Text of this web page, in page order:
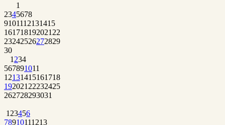
1
2345678
9101112131415
161718192021 22
23242526272829
30
1 234
567891011
12131415161718
192021 22232425
262728293031
1 23456
78910111213